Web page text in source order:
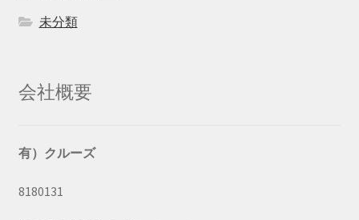
未分類
会社概要
有）クルーズ
8180131